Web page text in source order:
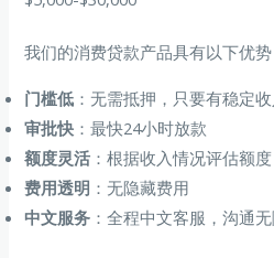
我们的消费贷款产品具有以下优势
门槛低 ：无需抵押，只要有稳定
审批快 ：最快24小时放款
额度灵活 ：根据收入情况评估额度
费用透明 ：无隐藏费用
中文服务 ：全程中文客服，沟通